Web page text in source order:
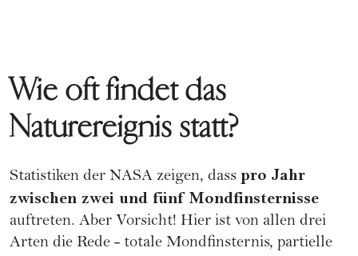
Wie oft findet das
Naturereignis statt?
Statistiken der NASA zeigen, dass pro Jahr
zwischen zwei und fünf Mondfinsternisse
auftreten. Aber Vorsicht! Hier ist von allen drei
Arten die Rede - totale Mondfinsternis, partielle